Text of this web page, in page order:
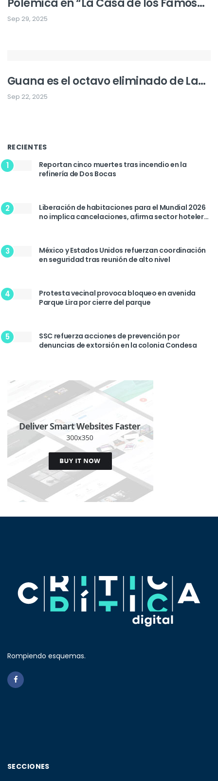
Polémica en “La Casa de los Famosos
México” por eliminación de Aarón
Sep 29, 2025
Guana es el octavo eliminado de La
Casa de los Famosos México 2025
Sep 22, 2025
RECIENTES
1
Reportan cinco muertes tras incendio en la
refinería de Dos Bocas
2
Liberación de habitaciones para el Mundial 2026
no implica cancelaciones, afirma sector hotelero
3
México y Estados Unidos refuerzan coordinación
en seguridad tras reunión de alto nivel
4
Protesta vecinal provoca bloqueo en avenida
Parque Lira por cierre del parque
5
SSC refuerza acciones de prevención por
denuncias de extorsión en la colonia Condesa
Rompiendo esquemas.
SECCIONES